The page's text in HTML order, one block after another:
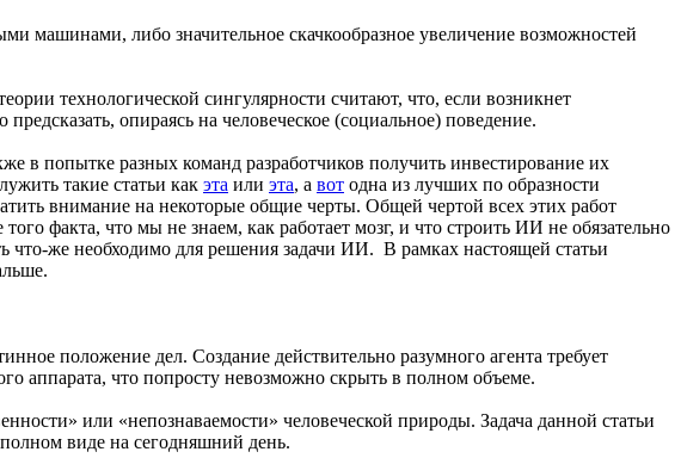
машинами, либо значительное скачкообразное увеличение возможностей
технологической сингулярности считают, что, если возникнет
опираясь на человеческое (социальное) поведение.
в попытке разных команд разработчиков получить инвестирование их
такие статьи как эта или эта, а вот одна из лучших по образности
внимание на некоторые общие черты. Общей чертой всех этих работ
факта, что мы не знаем, как работает мозг, и что строить ИИ не обязательно
что-же необходимо для решения задачи ИИ. В рамках настоящей статьи
положение дел. Создание действительно разумного агента требует
аппарата, что попросту невозможно скрыть в полном объеме.
или «непознаваемости» человеческой природы. Задача данной статьи
виде на сегодняшний день.